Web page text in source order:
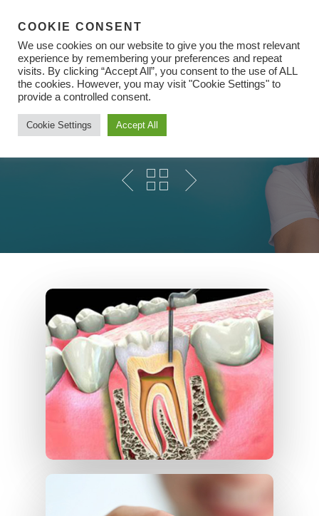
Hit enter to search or ESC to close
Эндодонтия (лечение
Корневых Каналов)
COOKIE CONSENT
We use cookies on our website to give you the most relevant
experience by remembering your preferences and repeat
visits. By clicking “Accept All”, you consent to the use of ALL
the cookies. However, you may visit "Cookie Settings" to
provide a controlled consent.
Cookie Settings Accept All